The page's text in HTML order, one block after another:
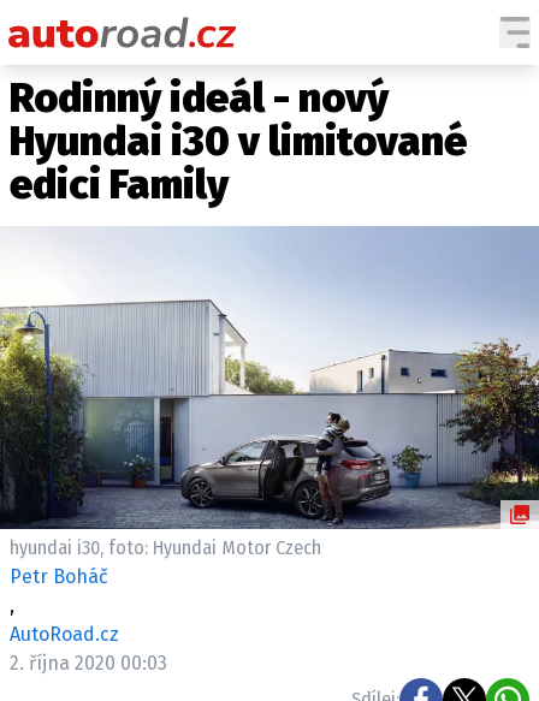
AUTA
TESTY AUT
ZAJÍMAVOSTI
TECHNIKA
EKONOMIKA
ČESKÝ TRH
TUNING
PROFI
ELEKTRO
Rodinný ideál - nový
Hyundai i30 v limitované
edici Family
hyundai i30, foto: Hyundai Motor Czech
Petr Boháč
,
AutoRoad.cz
2. října 2020 00:03